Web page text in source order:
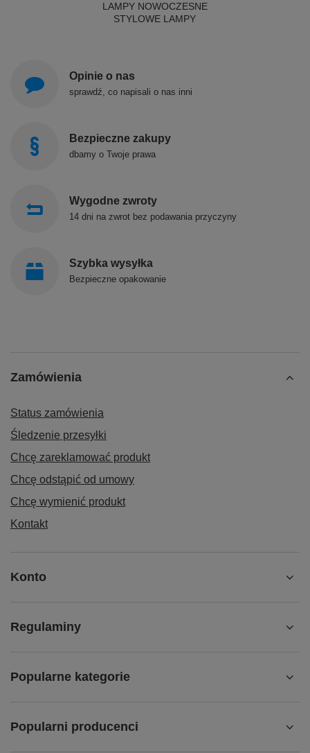
LAMPY NOWOCZESNE
STYLOWE LAMPY
Opinie o nas
sprawdź, co napisali o nas inni
Bezpieczne zakupy
dbamy o Twoje prawa
Wygodne zwroty
14 dni na zwrot bez podawania przyczyny
Szybka wysyłka
Bezpieczne opakowanie
Zamówienia
Status zamówienia
Śledzenie przesyłki
Chcę zareklamować produkt
Chcę odstąpić od umowy
Chcę wymienić produkt
Kontakt
Konto
Regulaminy
Popularne kategorie
Popularni producenci